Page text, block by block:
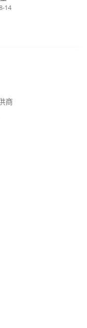
14
商